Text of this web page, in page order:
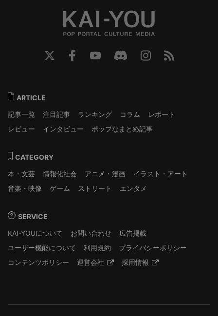
ARTICLE
記事一覧
注目記事 ランキング コラム
レポート
レビュー
インタビュー ポップなまとめ記事
CATEGORY
本・文芸
情報化社会 アニメ・漫画
イラスト・アート
音楽・映像
ゲーム ストリート エンタメ
SERVICE
KAI-YOUについて
お問い合わせ
広告掲載
ユーザー機能について
利用規約
プライバシーポリシー
コンテンツポリシー
運営会社 採用情報